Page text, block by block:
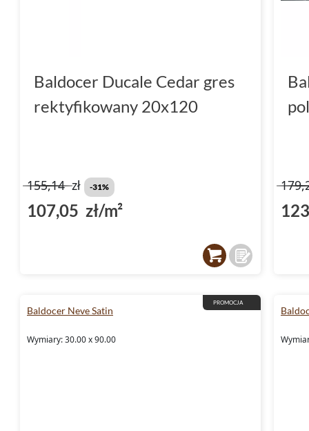
Baldocer Ducale Cedar gres
rektyfikowany 20x120
155,14zł -31%
107,05 zł/m²
PROMOCJA
Baldocer Neve Satin
Wymiary: 30.00 x 90.00